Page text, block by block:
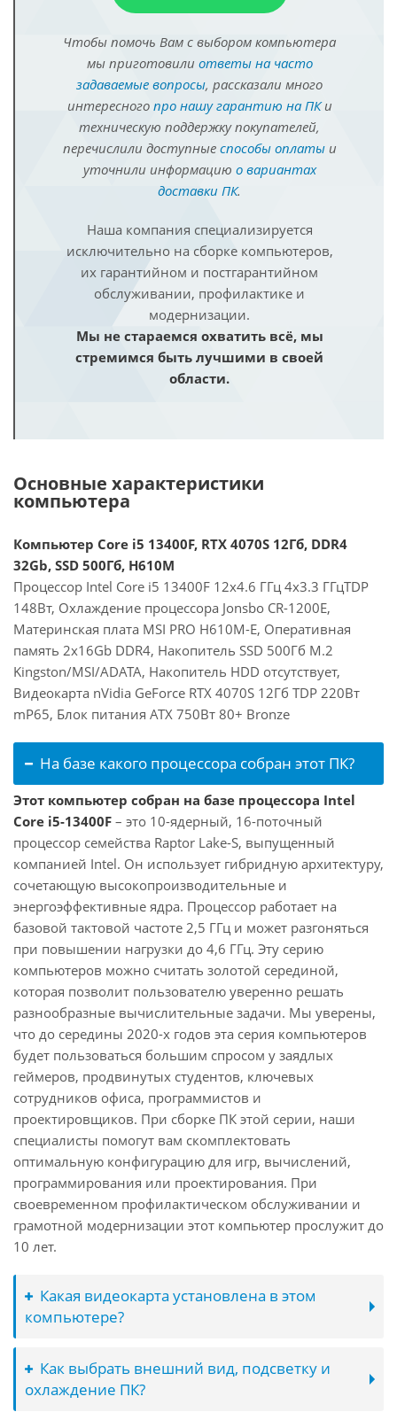
Чтобы помочь Вам с выбором компьютера
мы приготовили ответы на часто
задаваемые вопросы, рассказали много
интересного про нашу гарантию на ПКи
техническую поддержку покупателей,
перечислили доступные способы оплатыи
уточнили информацию о вариантах
доставки ПК.
Наша компания специализируется
исключительно на сборке компьютеров,
их гарантийном и постгарантийном
обслуживании, профилактике и
модернизации.
Мы не стараемся охватить всё, мы
стремимся быть лучшими в своей
области.
Основные характеристики
компьютера
Компьютер Core i5 13400F, RTX 4070S 12Гб, DDR4
32Gb, SSD 500Гб, H610M
Процессор Intel Core i5 13400F 12x4.6 ГГц 4x3.3 ГГцTDP
148Вт, Охлаждение процессора Jonsbo CR-1200E,
Материнская плата MSI PRO H610M-E, Оперативная
память 2x16Gb DDR4, Накопитель SSD 500Гб M.2
Kingston/MSI/ADATA, Накопитель HDD отсутствует,
Видеокарта nVidia GeForce RTX 4070S 12Гб TDP 220Вт
mP65, Блок питания ATX 750Вт 80+ Bronze
На базе какого процессора собран этот ПК?
Этот компьютер собран на базе процессора Intel
Core i5-13400F – это 10-ядерный, 16-поточный
процессор семейства Raptor Lake-S, выпущенный
компанией Intel. Он использует гибридную архитектуру,
сочетающую высокопроизводительные и
энергоэффективные ядра. Процессор работает на
базовой тактовой частоте 2,5 ГГц и может разгоняться
при повышении нагрузки до 4,6 ГГц. Эту серию
компьютеров можно считать золотой серединой,
которая позволит пользователю уверенно решать
разнообразные вычислительные задачи. Мы уверены,
что до середины 2020-х годов эта серия компьютеров
будет пользоваться большим спросом у заядлых
геймеров, продвинутых студентов, ключевых
сотрудников офиса, программистов и
проектировщиков. При сборке ПК этой серии, наши
специалисты помогут вам скомплектовать
оптимальную конфигурацию для игр, вычислений,
программирования или проектирования. При
своевременном профилактическом обслуживании и
грамотной модернизации этот компьютер прослужит до
10 лет.
Какая видеокарта установлена в этом
компьютере?
Как выбрать внешний вид, подсветку и
охлаждение ПК?